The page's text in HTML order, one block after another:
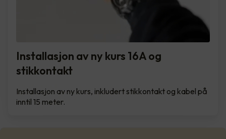
Installasjon av ny kurs 16A og
stikkontakt
Installasjon av ny kurs, inkludert stikkontakt og kabel på
inntil 15 meter.